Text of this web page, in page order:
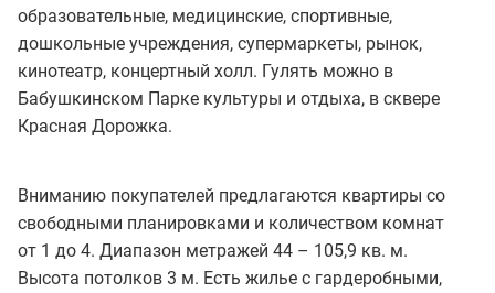
образовательные, медицинские, спортивные,
дошкольные учреждения, супермаркеты, рынок,
кинотеатр, концертный холл. Гулять можно в
Бабушкинском Парке культуры и отдыха, в сквере
Красная Дорожка.
Вниманию покупателей предлагаются квартиры со
свободными планировками и количеством комнат
от 1 до 4. Диапазон метражей 44 – 105,9 кв. м.
Высота потолков 3 м. Есть жилье с гардеробными,